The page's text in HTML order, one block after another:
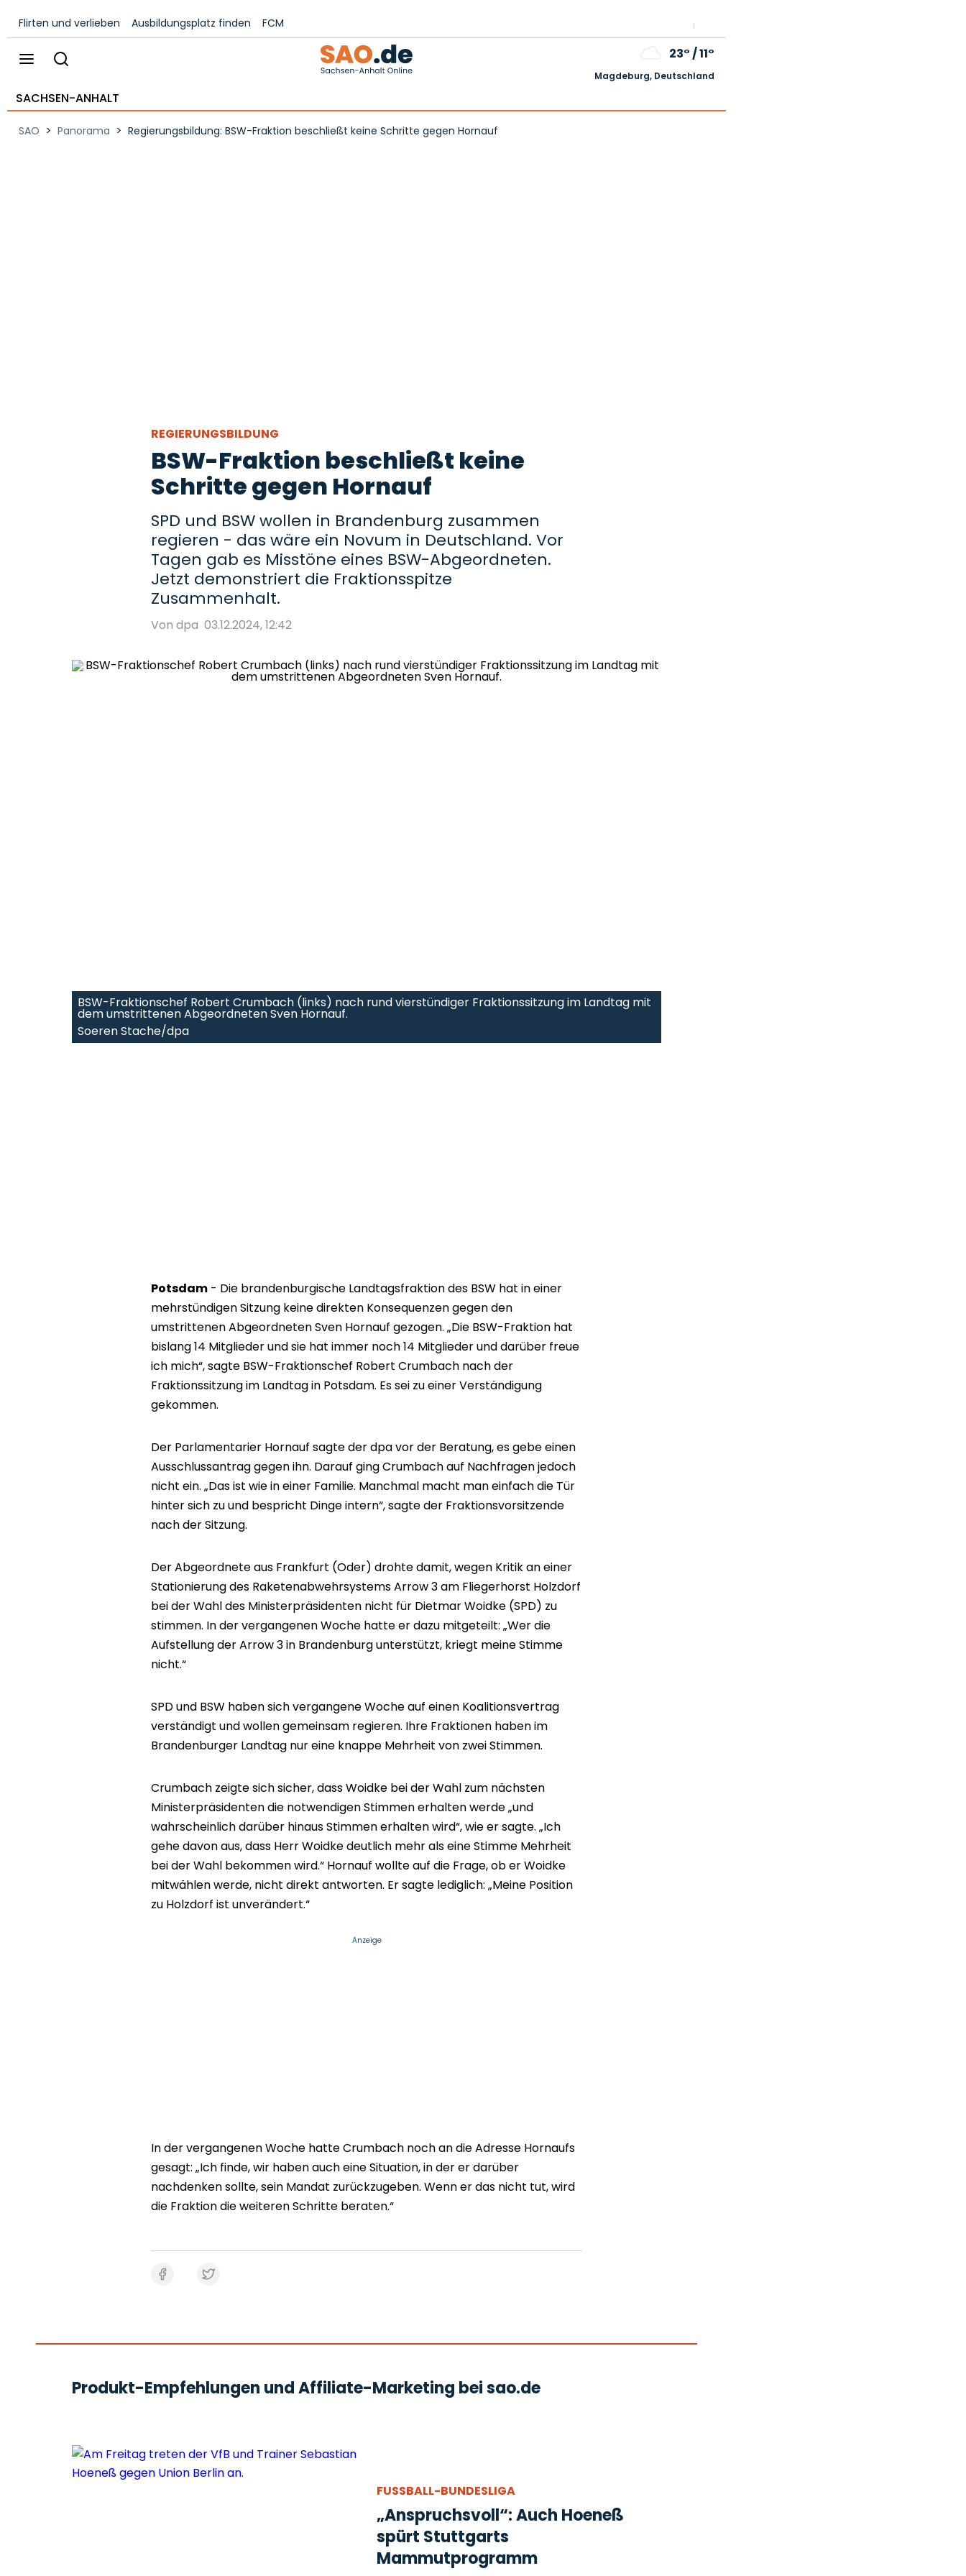
Flirten und verlieben Ausbildungsplatz finden FCM
23°/11°
Magdeburg, Deutschland
SACHSEN-ANHALT
SAO > Panorama > Regierungsbildung: BSW-Fraktion beschließt keine Schritte gegen Hornauf
REGIERUNGSBILDUNG
BSW-Fraktion beschließt keine
Schritte gegen Hornauf
SPD und BSW wollen in Brandenburg zusammen
regieren - das wäre ein Novum in Deutschland. Vor
Tagen gab es Misstöne eines BSW-Abgeordneten.
Jetzt demonstriert die Fraktionsspitze
Zusammenhalt.
Von dpa 03.12.2024, 12:42
BSW-Fraktionschef Robert Crumbach (links) nach rund vierstündiger Fraktionssitzung im Landtag mit
dem umstrittenen Abgeordneten Sven Hornauf.
Soeren Stache/dpa
Potsdam - Die brandenburgische Landtagsfraktion des BSW hat in einer
mehrstündigen Sitzung keine direkten Konsequenzen gegen den
umstrittenen Abgeordneten Sven Hornauf gezogen. „Die BSW-Fraktion hat
bislang 14 Mitglieder und sie hat immer noch 14 Mitglieder und darüber freue
ich mich“, sagte BSW-Fraktionschef Robert Crumbach nach der
Fraktionssitzung im Landtag in Potsdam. Es sei zu einer Verständigung
gekommen.
Der Parlamentarier Hornauf sagte der dpa vor der Beratung, es gebe einen
Ausschlussantrag gegen ihn. Darauf ging Crumbach auf Nachfragen jedoch
nicht ein. „Das ist wie in einer Familie. Manchmal macht man einfach die Tür
hinter sich zu und bespricht Dinge intern“, sagte der Fraktionsvorsitzende
nach der Sitzung.
Der Abgeordnete aus Frankfurt (Oder) drohte damit, wegen Kritik an einer
Stationierung des Raketenabwehrsystems Arrow 3 am Fliegerhorst Holzdorf
bei der Wahl des Ministerpräsidenten nicht für Dietmar Woidke (SPD) zu
stimmen. In der vergangenen Woche hatte er dazu mitgeteilt: „Wer die
Aufstellung der Arrow 3 in Brandenburg unterstützt, kriegt meine Stimme
nicht.“
SPD und BSW haben sich vergangene Woche auf einen Koalitionsvertrag
verständigt und wollen gemeinsam regieren. Ihre Fraktionen haben im
Brandenburger Landtag nur eine knappe Mehrheit von zwei Stimmen.
Crumbach zeigte sich sicher, dass Woidke bei der Wahl zum nächsten
Ministerpräsidenten die notwendigen Stimmen erhalten werde „und
wahrscheinlich darüber hinaus Stimmen erhalten wird“, wie er sagte. „Ich
gehe davon aus, dass Herr Woidke deutlich mehr als eine Stimme Mehrheit
bei der Wahl bekommen wird.“ Hornauf wollte auf die Frage, ob er Woidke
mitwählen werde, nicht direkt antworten. Er sagte lediglich: „Meine Position
zu Holzdorf ist unverändert.“
Anzeige
In der vergangenen Woche hatte Crumbach noch an die Adresse Hornaufs
gesagt: „Ich finde, wir haben auch eine Situation, in der er darüber
nachdenken sollte, sein Mandat zurückzugeben. Wenn er das nicht tut, wird
die Fraktion die weiteren Schritte beraten.“
Produkt-Empfehlungen und Affiliate-Marketing bei sao.de
FUSSBALL-BUNDESLIGA
„Anspruchsvoll“: Auch Hoeneß
spürt Stuttgarts
Mammutprogramm